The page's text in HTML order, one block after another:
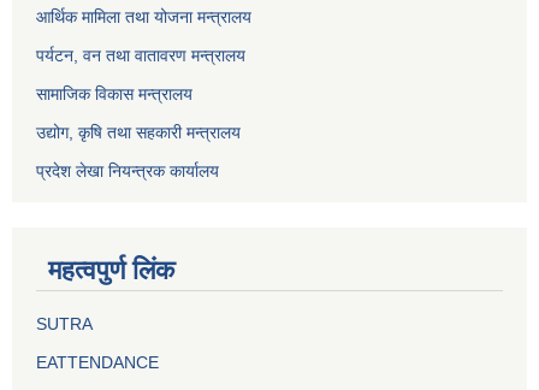
आर्थिक मामिला तथा योजना मन्त्रालय
पर्यटन, वन तथा वातावरण मन्त्रालय
सामाजिक विकास मन्त्रालय
उद्योग, कृषि तथा सहकारी मन्त्रालय
प्रदेश लेखा नियन्त्रक कार्यालय
महत्वपुर्ण लिंक
SUTRA
EATTENDANCE